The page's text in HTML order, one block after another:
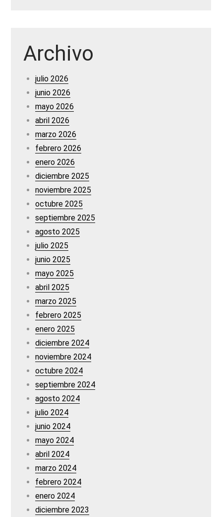
Archivo
julio 2026
junio 2026
mayo 2026
abril 2026
marzo 2026
febrero 2026
enero 2026
diciembre 2025
noviembre 2025
octubre 2025
septiembre 2025
agosto 2025
julio 2025
junio 2025
mayo 2025
abril 2025
marzo 2025
febrero 2025
enero 2025
diciembre 2024
noviembre 2024
octubre 2024
septiembre 2024
agosto 2024
julio 2024
junio 2024
mayo 2024
abril 2024
marzo 2024
febrero 2024
enero 2024
diciembre 2023